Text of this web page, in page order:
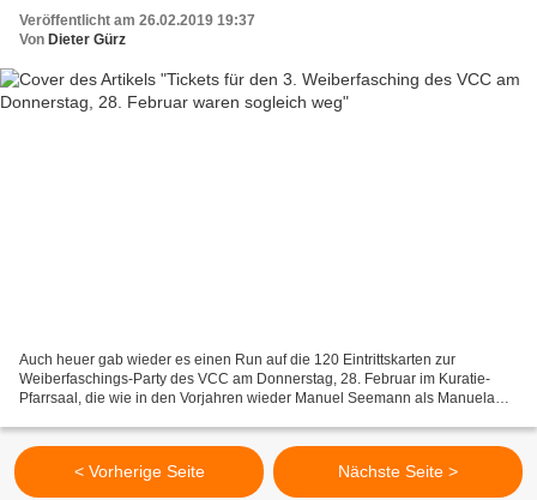
Veröffentlicht am 26.02.2019 19:37
Von Dieter Gürz
Auch heuer gab wieder es einen Run auf die 120 Eintrittskarten zur
Weiberfaschings-Party des VCC am Donnerstag, 28. Februar im Kuratie-
Pfarrsaal, die wie in den Vorjahren wieder Manuel Seemann als Manuela
< Vorherige Seite Nächste Seite >